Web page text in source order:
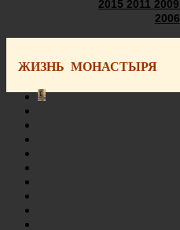
2015 2011 2009
2006
ЖИЗНЬ МОНАСТЫРЯ